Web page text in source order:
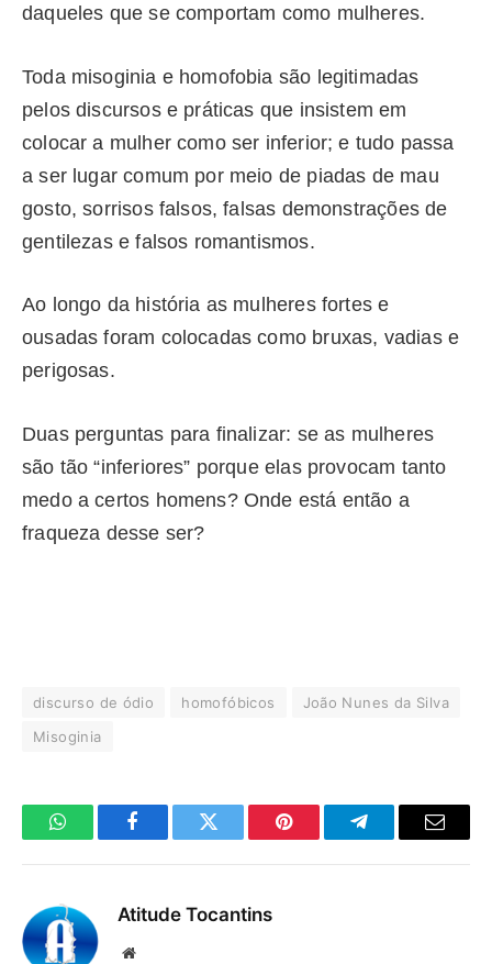
daqueles que se comportam como mulheres.
Toda misoginia e homofobia são legitimadas
pelos discursos e práticas que insistem em
colocar a mulher como ser inferior; e tudo passa
a ser lugar comum por meio de piadas de mau
gosto, sorrisos falsos, falsas demonstrações de
gentilezas e falsos romantismos.
Ao longo da história as mulheres fortes e
ousadas foram colocadas como bruxas, vadias e
perigosas.
Duas perguntas para finalizar: se as mulheres
são tão “inferiores” porque elas provocam tanto
medo a certos homens? Onde está então a
fraqueza desse ser?
discurso de ódio homofóbicos
João Nunes da Silva
Misoginia
WhatsAppFacebookTwitter Pinterest TelegramaE-
Atitude Tocantins
Site